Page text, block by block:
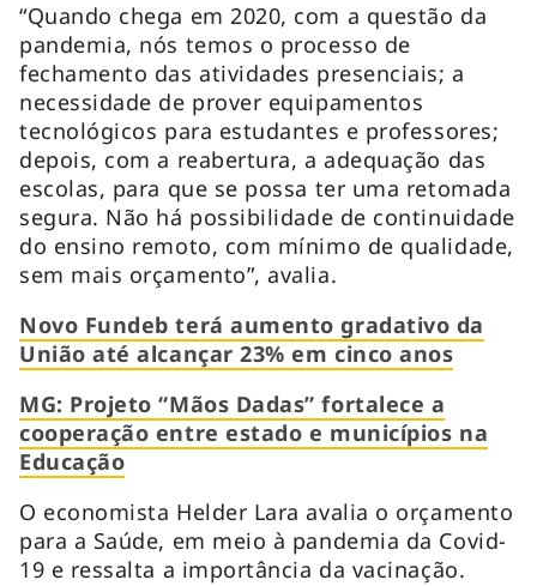
“Quando chega em 2020, com a questão da
pandemia, nós temos o processo de
fechamento das atividades presenciais; a
necessidade de prover equipamentos
tecnológicos para estudantes e professores;
depois, com a reabertura, a adequação das
escolas, para que se possa ter uma retomada
segura. Não há possibilidade de continuidade
do ensino remoto, com mínimo de qualidade,
sem mais orçamento”, avalia.
Novo Fundeb terá aumento gradativo da
União até alcançar 23% em cinco anos
MG: Projeto “Mãos Dadas” fortalece a
cooperação entre estado e municípios na
Educação
O economista Helder Lara avalia o orçamento
para a Saúde, em meio à pandemia da Covid-
19 e ressalta a importância da vacinação.